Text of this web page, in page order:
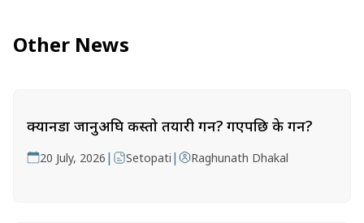
Other News
क्यानडा जानुअघि कस्तो तयारी गर्ने? गएपछि के गर्ने?
20 July, 2026 | Setopati | Raghunath Dhakal